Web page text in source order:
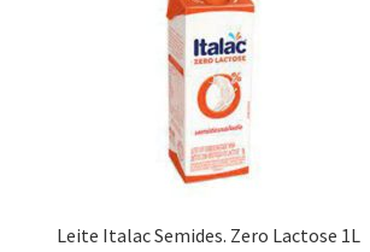
Leite Italac Semides. Zero Lactose 1L